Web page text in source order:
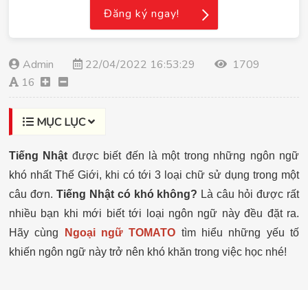
Admin 22/04/2022 16:53:29
1709
16
MỤC LỤC
Tiếng Nhật được biết đến là một trong những ngôn ngữ
khó nhất Thế Giới, khi có tới 3 loại chữ sử dụng trong một
câu đơn. Tiếng Nhật có khó không? Là câu hỏi được rất
nhiều bạn khi mới biết tới loại ngôn ngữ này đều đặt ra.
Hãy cùng
Ngoại ngữ TOMATO tìm hiểu những yếu tố
khiến ngôn ngữ này trở nên khó khăn trong việc học nhé!
Đăng ký ngay!